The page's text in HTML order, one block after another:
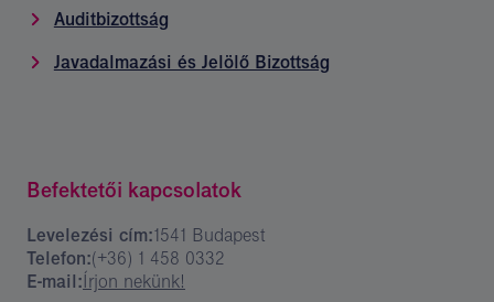
Auditbizottság
Javadalmazási és Jelölő Bizottság
Befektetői kapcsolatok
Levelezési cím:1541 Budapest
Telefon:(+36) 1 458 0332
E-mail:Írjon nekünk!